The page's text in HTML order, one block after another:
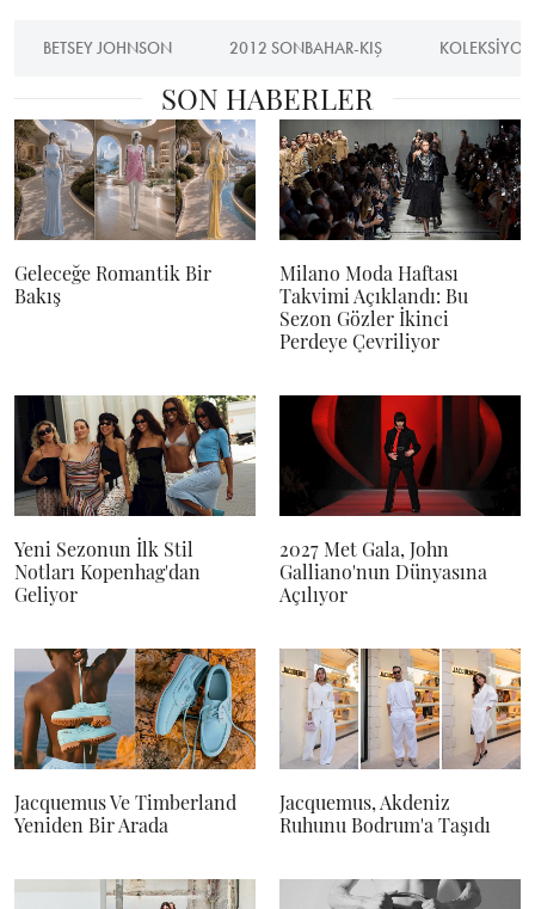
BETSEY JOHNSON 2012 SONBAHAR-KIŞ KOLEKSIYON
SON HABERLER
Geleceğe Romantik Bir
Bakış
Milano Moda Haftası
Takvimi Açıklandı: Bu
Sezon Gözler İkinci
Perdeye Çevriliyor
Yeni Sezonun İlk Stil
Notları Kopenhag'dan
Geliyor
2027 Met Gala, John
Galliano'nun Dünyasına
Açılıyor
Jacquemus Ve Timberland
Yeniden Bir Arada
Jacquemus, Akdeniz
Ruhunu Bodrum'a Taşıdı